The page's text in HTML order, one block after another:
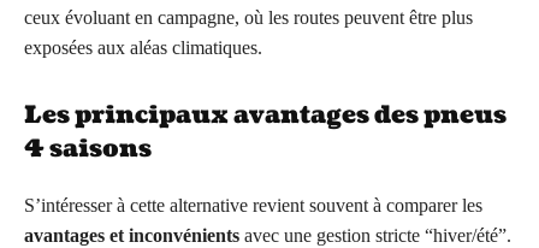
ceux évoluant en campagne, où les routes peuvent être plus
exposées aux aléas climatiques.
Les principaux avantages des pneus
4 saisons
S’intéresser à cette alternative revient souvent à comparer les
avantages et inconvénients avec une gestion stricte “hiver/été”.